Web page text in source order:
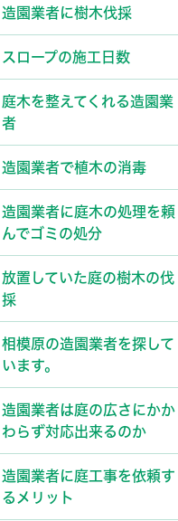
造園業者に樹木伐採
スロープの施工日数
庭木を整えてくれる造園業
者
造園業者で植木の消毒
造園業者に庭木の処理を頼
んでゴミの処分
放置していた庭の樹木の伐
採
相模原の造園業者を探して
います。
造園業者は庭の広さにかか
わらず対応出来るのか
造園業者に庭工事を依頼す
るメリット